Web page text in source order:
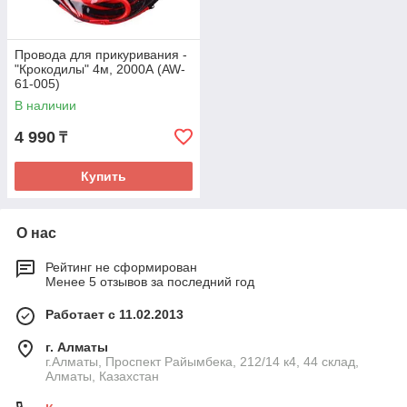
Провода для прикуривания -
"Крокодилы" 4м, 2000А (AW-
61-005)
В наличии
4 990 ₸
Купить
О нас
Рейтинг не сформирован
Менее 5 отзывов за последний год
Работает с 11.02.2013
г. Алматы
г.Алматы, Проспект Райымбека, 212/14 к4, 44 склад,
Алматы, Казахстан